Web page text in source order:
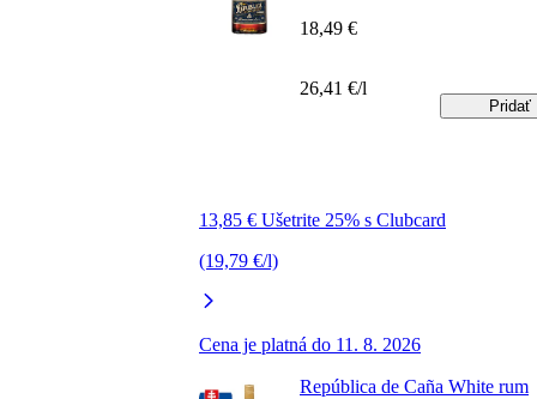
13,85 € Ušetrite 25% s Clubcard
(19,79 €/l)
Cena je platná do 11. 8. 2026
18,49 €
26,41 €/l
Pridať
República de Caña White rum